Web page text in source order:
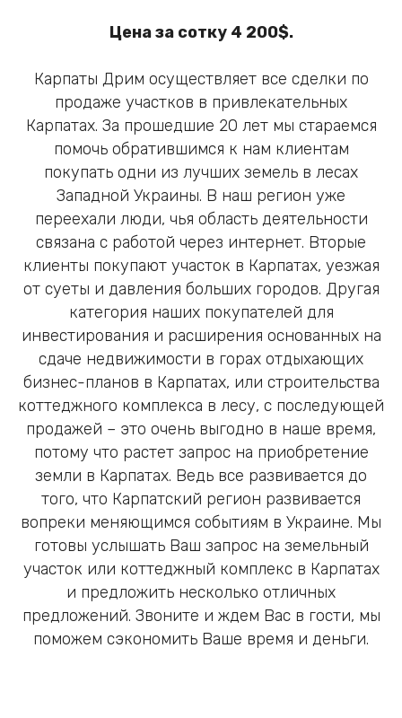
Цена за сотку 4 200$.
Карпаты Дрим осуществляет все сделки по
продаже участков в привлекательных
Карпатах. За прошедшие 20 лет мы стараемся
помочь обратившимся к нам клиентам
покупать одни из лучших земель в лесах
Западной Украины. В наш регион уже
переехали люди, чья область деятельности
связана с работой через интернет. Вторые
клиенты покупают участок в Карпатах, уезжая
от суеты и давления больших городов. Другая
категория наших покупателей для
инвестирования и расширения основанных на
сдаче недвижимости в горах отдыхающих
бизнес-планов в Карпатах, или строительства
коттеджного комплекса в лесу, с последующей
продажей – это очень выгодно в наше время,
потому что растет запрос на приобретение
земли в Карпатах. Ведь все развивается до
того, что Карпатский регион развивается
вопреки меняющимся событиям в Украине. Мы
готовы услышать Ваш запрос на земельный
участок или коттеджный комплекс в Карпатах
и ​​предложить несколько отличных
предложений. Звоните и ждем Вас в гости, мы
поможем сэкономить Ваше время и деньги.